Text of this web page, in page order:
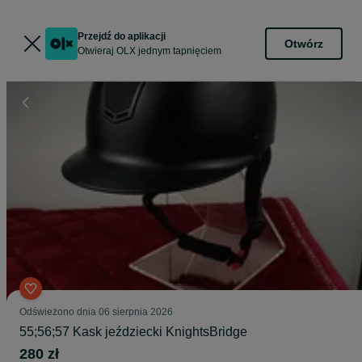
Przejdź do aplikacji
Otwieraj OLX jednym tapnięciem
Otwórz
Odświeżono dnia 06 sierpnia 2026
55;56;57 Kask jeździecki KnightsBridge
280 zł